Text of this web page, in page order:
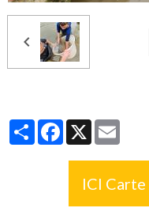
PartagerFacebook
X
ICI